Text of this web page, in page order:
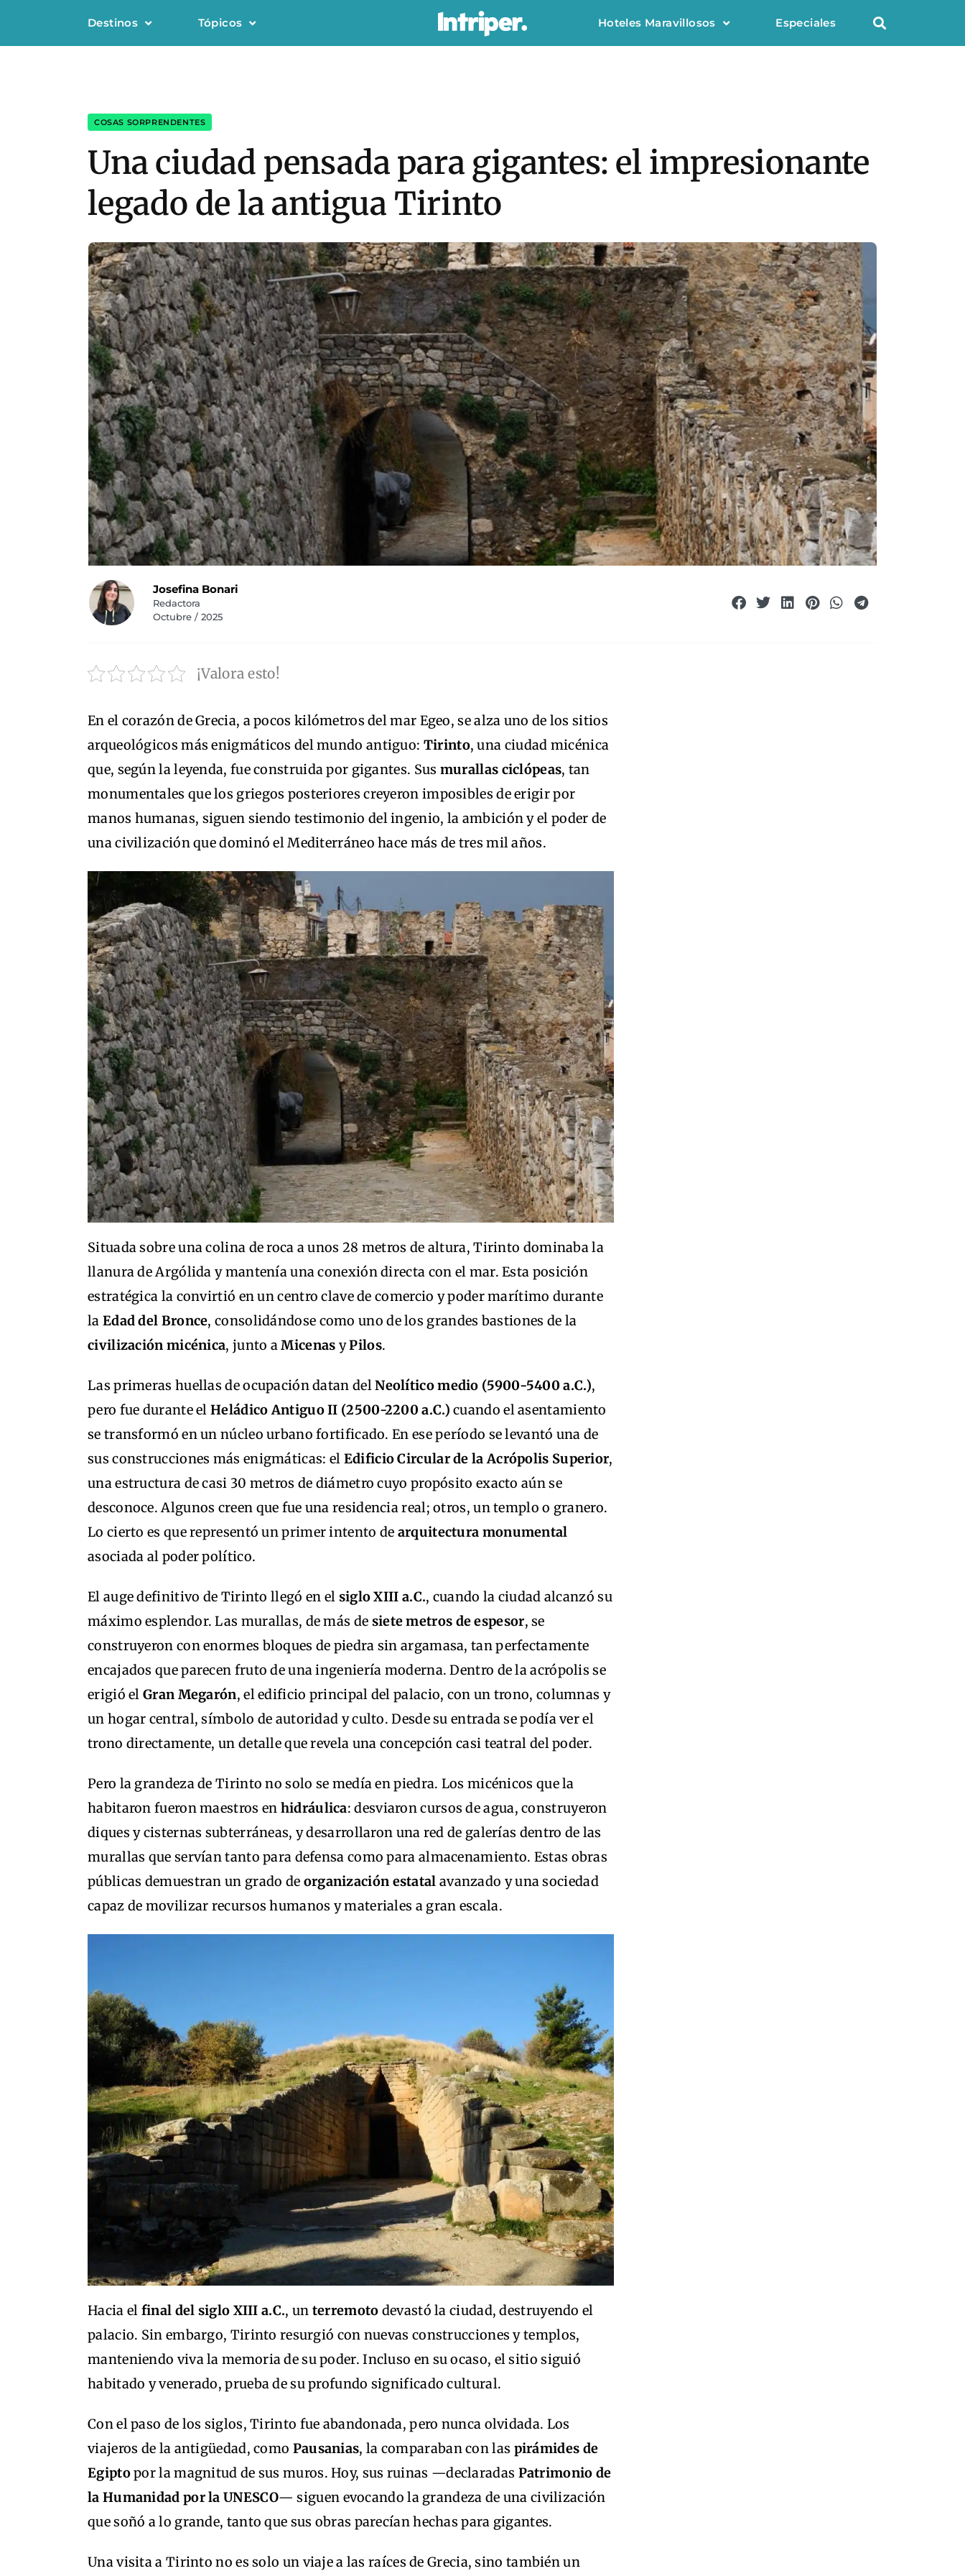
Destinos Tópicos Hoteles Maravillosos Especiales
COSAS SORPRENDENTES
Una ciudad pensada para gigantes: el impresionante
legado de la antigua Tirinto
Josefina Bonari
Redactora
Octubre / 2025
¡Valora esto!
En el corazón de Grecia, a pocos kilómetros del mar Egeo, se alza uno de los sitios
arqueológicos más enigmáticos del mundo antiguo: Tirinto, una ciudad micénica
que, según la leyenda, fue construida por gigantes. Sus murallas ciclópeas, tan
monumentales que los griegos posteriores creyeron imposibles de erigir por
manos humanas, siguen siendo testimonio del ingenio, la ambición y el poder de
una civilización que dominó el Mediterráneo hace más de tres mil años.
Situada sobre una colina de roca a unos 28 metros de altura, Tirinto dominaba la
llanura de Argólida y mantenía una conexión directa con el mar. Esta posición
estratégica la convirtió en un centro clave de comercio y poder marítimo durante
la Edad del Bronce, consolidándose como uno de los grandes bastiones de la
civilización micénica, junto aMicenas yPilos.
Las primeras huellas de ocupación datan delNeolítico medio (5900-5400 a.C.),
pero fue durante elHeládico Antiguo II (2500-2200 a.C.) cuando el asentamiento
se transformó en un núcleo urbano fortificado. En ese período se levantó una de
sus construcciones más enigmáticas: el Edificio Circular de la Acrópolis Superior,
una estructura de casi 30 metros de diámetro cuyo propósito exacto aún se
desconoce. Algunos creen que fue una residencia real; otros, un templo o granero.
Lo cierto es que representó un primer intento de arquitectura monumental
asociada al poder político.
El auge definitivo de Tirinto llegó en el siglo XIII a.C., cuando la ciudad alcanzó su
máximo esplendor. Las murallas, de más de siete metros de espesor, se
construyeron con enormes bloques de piedra sin argamasa, tan perfectamente
encajados que parecen fruto de una ingeniería moderna. Dentro de la acrópolis se
erigió elGran Megarón, el edificio principal del palacio, con un trono, columnas y
un hogar central, símbolo de autoridad y culto. Desde su entrada se podía ver el
trono directamente, un detalle que revela una concepción casi teatral del poder.
Pero la grandeza de Tirinto no solo se medía en piedra. Los micénicos que la
habitaron fueron maestros en hidráulica: desviaron cursos de agua, construyeron
diques y cisternas subterráneas, y desarrollaron una red de galerías dentro de las
murallas que servían tanto para defensa como para almacenamiento. Estas obras
públicas demuestran un grado de organización estatal avanzado y una sociedad
capaz de movilizar recursos humanos y materiales a gran escala.
Hacia el final del siglo XIII a.C., un terremoto devastó la ciudad, destruyendo el
palacio. Sin embargo, Tirinto resurgió con nuevas construcciones y templos,
manteniendo viva la memoria de su poder. Incluso en su ocaso, el sitio siguió
habitado y venerado, prueba de su profundo significado cultural.
Con el paso de los siglos, Tirinto fue abandonada, pero nunca olvidada. Los
viajeros de la antigüedad, como Pausanias, la comparaban con las pirámides de
Egiptopor la magnitud de sus muros. Hoy, sus ruinas —declaradas Patrimonio de
la Humanidad por la UNESCO— siguen evocando la grandeza de una civilización
que soñó a lo grande, tanto que sus obras parecían hechas para gigantes.
Una visita a Tirinto no es solo un viaje a las raíces de Grecia, sino también un